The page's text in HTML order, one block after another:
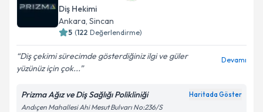
Diş Hekimi
Ankara, Sincan
5 (122 Değerlendirme)
Diş çekimi sürecimde gösterdiğiniz ilgi ve güler
yüzünüz için çok...
Devamı
Prizma Ağız ve Diş Sağlığı Polikliniği Haritada Göster
Andıçen Mahallesi Ahi Mesut Bulvarı No:236/S